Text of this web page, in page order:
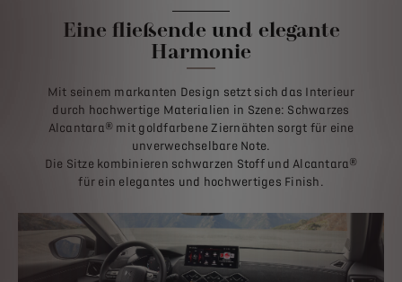
Eine fließende und elegante
Harmonie
Mit seinem markanten Design setzt sich das Interieur
durch hochwertige Materialien in Szene: Schwarzes
Alcantara® mit goldfarbene Ziernähten sorgt für eine
unverwechselbare Note.
Die Sitze kombinieren schwarzen Stoff und Alcantara®
für ein elegantes und hochwertiges Finish.